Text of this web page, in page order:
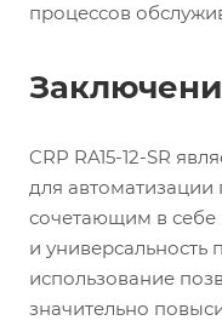
процессов
CRP RA15-12-SR
для автоматизации
сочетающим в себе
и универсальность
использование
значительно